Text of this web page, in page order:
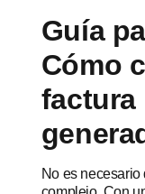
Guía
Cómo
factura
No es